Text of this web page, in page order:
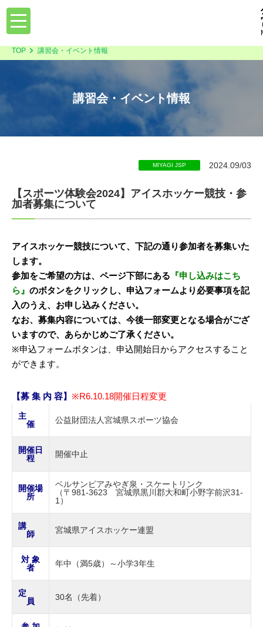
toggle
navigation
TOP 講習会・イベント情報
講習会・イベント情報
MIYAGI JSP 2024.09/03
【スポーツ体験会2024】アイスホッケー競技・参
加者募集について
アイスホッケー競技について、下記の通り参加者を募集いた
します。
参加をご希望の方は、ページ下部にある 『申し込みはこち
ら』 のボタンをクリックし、申込フォームより必要事項を記
入のうえ、お申し込みください。
なお、募集内容については、今後一部変更となる場合がござ
いますので、あらかじめご了承ください。
※申込フォームボタンは、申込開始日からアクセスすること
ができます。
【募 集 内 容】 ※R6.10.18開催日程変更
主
催
公益財団法人宮城県スポーツ協会
開催日
程
開催中止
開催場
所
ベルサンピアみやぎ泉・スケートリンク
（〒981-3623 宮城県黒川郡大和町小野字前沢31-
1）
講
師
宮城県アイスホッケー連盟
対 象
者
年中（満5歳）～小学3年生
定
員
30名（先着）